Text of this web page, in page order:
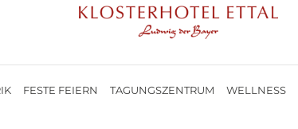
FESTE FEIERN TAGUNGSZENTRUM WELLNESS